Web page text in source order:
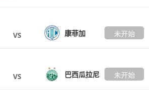
VS 康菲加 未开始
VS 巴西瓜拉尼 未开始